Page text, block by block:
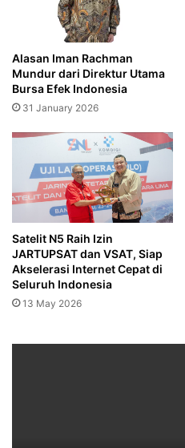
Alasan Iman Rachman
Mundur dari Direktur Utama
Bursa Efek Indonesia
31 January 2026
Satelit N5 Raih Izin
JARTUPSAT dan VSAT, Siap
Akselerasi Internet Cepat di
Seluruh Indonesia
13 May 2026